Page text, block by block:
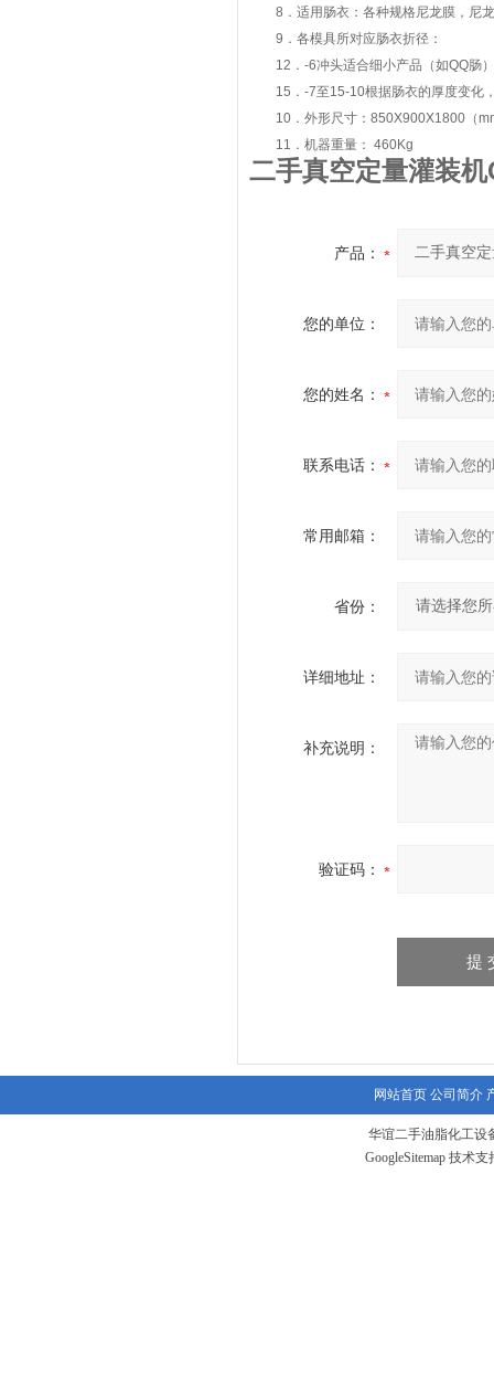
8．适用肠衣：各种规格尼龙膜，尼龙
9．各模具所对应肠衣折径：
12．-6冲头适合细小产品（如QQ肠
15．-7至15-10根据肠衣的厚度变化
10．外形尺寸：850X900X1800（
11．机器重量： 460Kg
二手真空定量灌装
产品：
您的单位：
您的姓名：
联系电话：
常用邮箱：
省份：
详细地址：
补充说明：
验证码：
网站首页 公司简介
华谊二手油脂化工设
GoogleSitemap 技术支